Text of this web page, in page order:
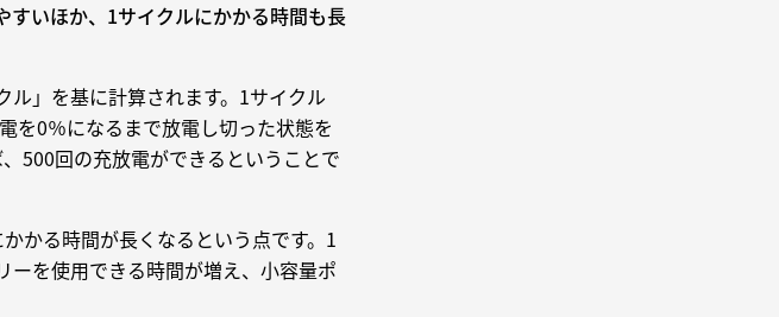
すいほか、1サイクルにかかる時間も長
」を基に計算されます。1サイクル
を0％になるまで放電し切った状態を
500回の充放電ができるということで
かる時間が長くなるという点です。1
ーを使用できる時間が増え、小容量ポ